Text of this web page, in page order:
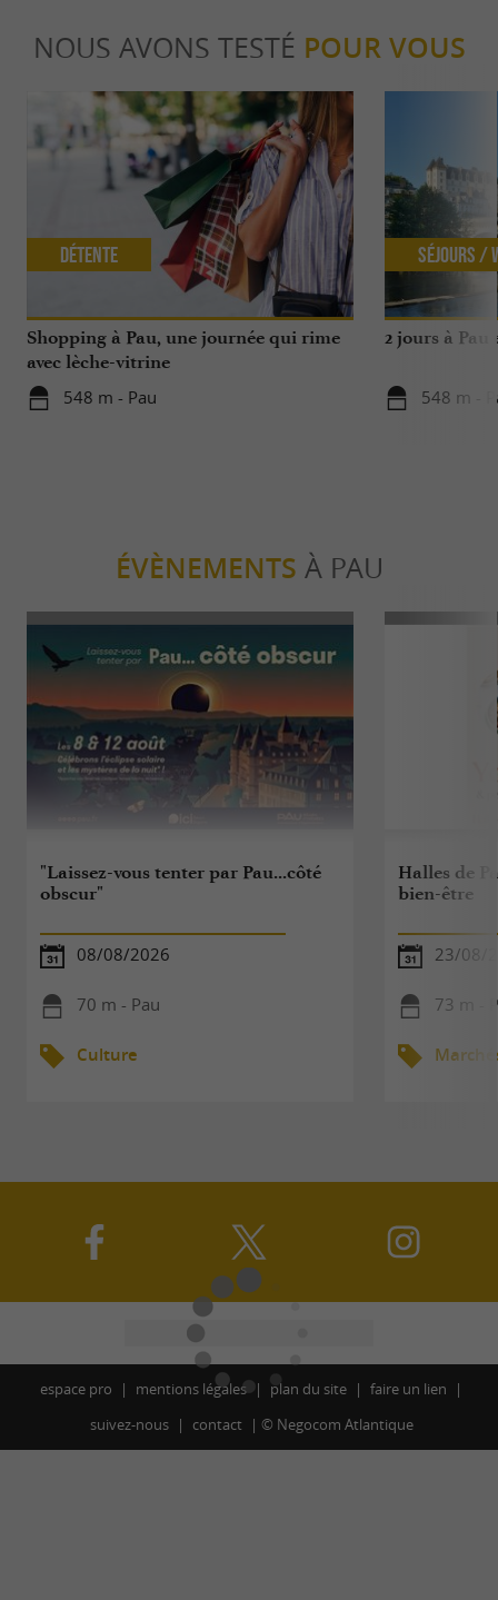
NOUS AVONS TESTÉ POUR VOUS
Shopping à Pau, une journée qui rime
avec lèche-vitrine
548 m - Pau
Détente
2 jours à
548 m -
Séjours /
ÉVÈNEMENTS À PAU
"Laissez-vous tenter par Pau...côté
obscur"
08/08/2026
70 m - Pau
Culture
Halles de
bien-être
23/08/
73 m -
espace pro mentions légales plan du site
faire un lien
suivez-nous
contact © Negocom Atlantique